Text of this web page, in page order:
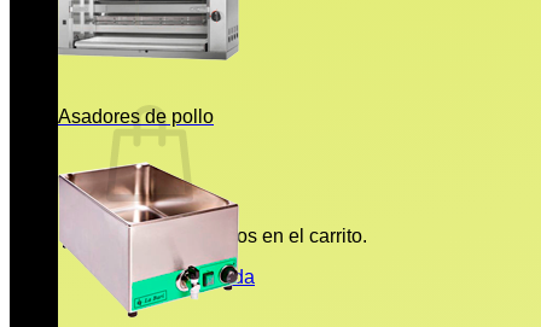
No hay productos en el carrito.
Volver a la tienda
Asadores de pollo